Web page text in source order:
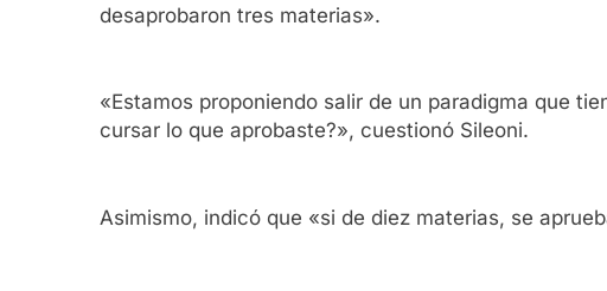
desaprobaron tres materias».
«Estamos proponiendo salir de un paradigma que
cursar lo que aprobaste?», cuestionó Sileoni.
Asimismo, indicó que «si de diez materias, se